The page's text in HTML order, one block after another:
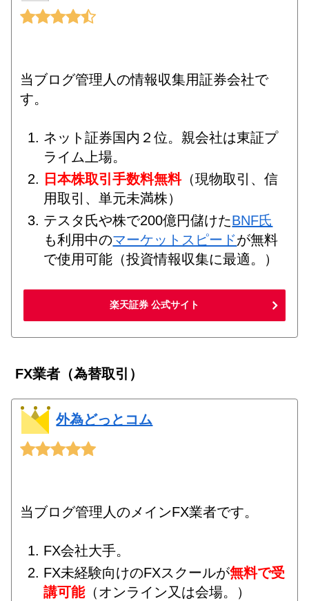
当ブログ管理人の情報収集用証券会社で
す。
ネット証券国内２位。親会社は東証プ
ライム上場。
日本株取引手数料無料（現物取引、信
用取引、単元未満株）
テスタ氏や株で200億円儲けたBNF氏
も利用中のマーケットスピードが無料
で使用可能（投資情報収集に最適。）
楽天証券 公式サイト
FX業者（為替取引）
外為どっとコム
当ブログ管理人のメインFX業者です。
FX会社大手。
FX未経験向けのFXスクールが無料で受
講可能（オンライン又は会場。）